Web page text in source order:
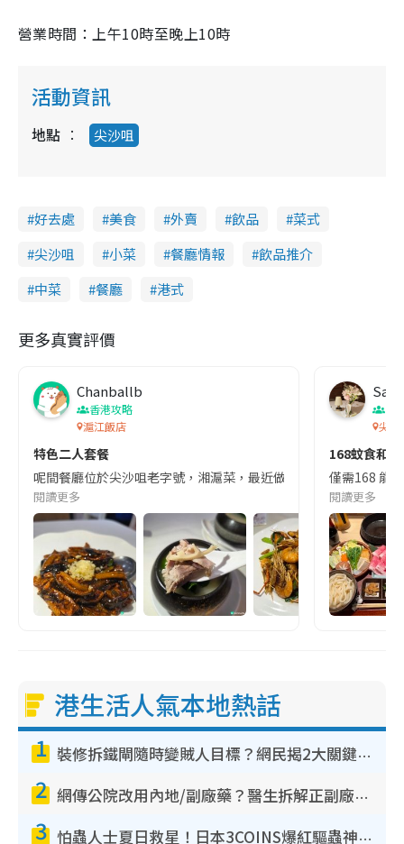
營業時間：上午10時至晚上10時
活動資訊
地點 尖沙咀
好去處 美食 外賣 飲品
菜式
尖沙咀
小菜 餐廳情報
飲品推介
中菜
餐廳 港式
更多真實評價
Chanballb
香港攻略
滬江飯店
特色二人套餐
呢間餐廳位於尖沙咀老字號，湘滬菜，最近做緊二人套餐“拼桌“
閱讀更多
Sa S
尖沙
168蚊食和
僅需168 能
閱讀更多
港生活人氣本地熱話
1 裝修拆鐵閘隨時變賊人目標？網民揭2大關鍵用途：裝新式等於白裝？附新舊鐵閘分別
2 網傳公院改用內地/副廠藥？醫生拆解正副廠分別 揭4類人換藥隨時出事
3 怕蟲人士夏日救星！日本3COINS爆紅驅蟲神器$45起 1招「全程免觸碰」輕鬆搞定小強